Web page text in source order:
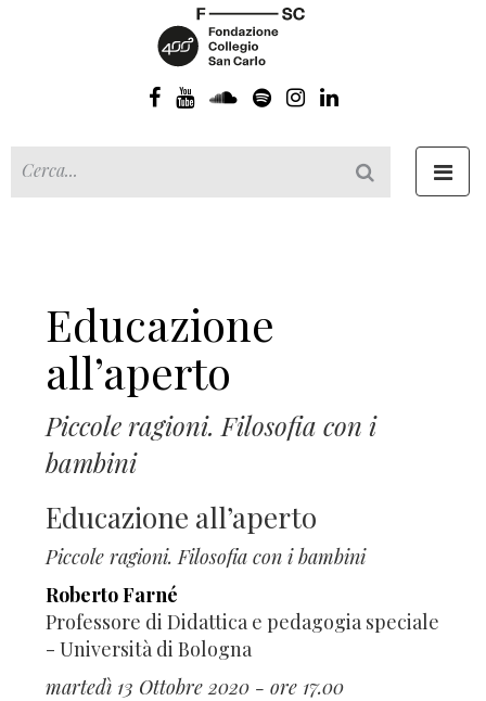
Educazione
all’aperto
Piccole ragioni. Filosofia con i
bambini
Educazione all’aperto
Piccole ragioni. Filosofia con i bambini
Roberto Farné
Professore di Didattica e pedagogia speciale
- Università di Bologna
martedì 13 Ottobre 2020 - ore 17.00